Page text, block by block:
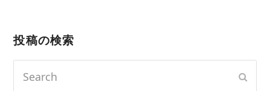
投稿の検索